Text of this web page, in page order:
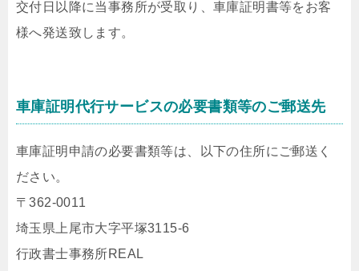
交付日以降に当事務所が受取り、車庫証明書等をお客
様へ発送致します。
車庫証明代行サービスの必要書類等のご郵送先
車庫証明申請の必要書類等は、以下の住所にご郵送く
ださい。
〒362-0011
埼玉県上尾市大字平塚3115-6
行政書士事務所REAL